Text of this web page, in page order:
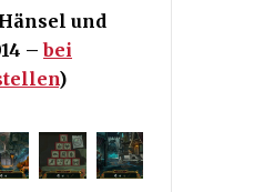
und
–bei
)